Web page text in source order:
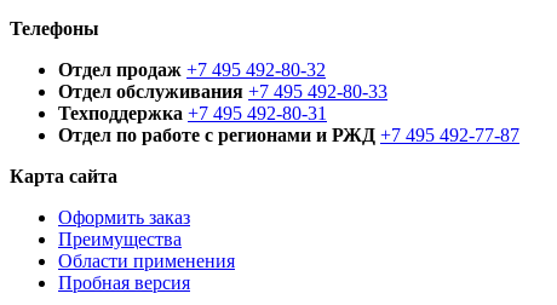
Телефоны
Отдел продаж +7 495 492-80-32
Отдел обслуживания +7 495 492-80-33
Техподдержка +7 495 492-80-31
Отдел по работе с регионами и РЖД +7 495 492-77-87
Карта сайта
Оформить заказ
Преимущества
Области применения
Пробная версия